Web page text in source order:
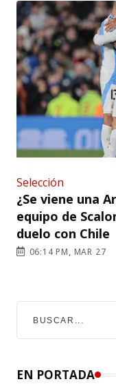
Selección
¿Se viene una
equipo de
duelo con Chile
06:14 PM, MAR 27
EN PORTADA